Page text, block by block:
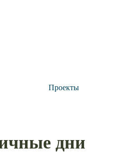
Проекты
дни